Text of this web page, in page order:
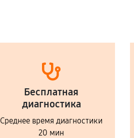
Бесплатная
диагностика
Среднее время диагностики
20 мин